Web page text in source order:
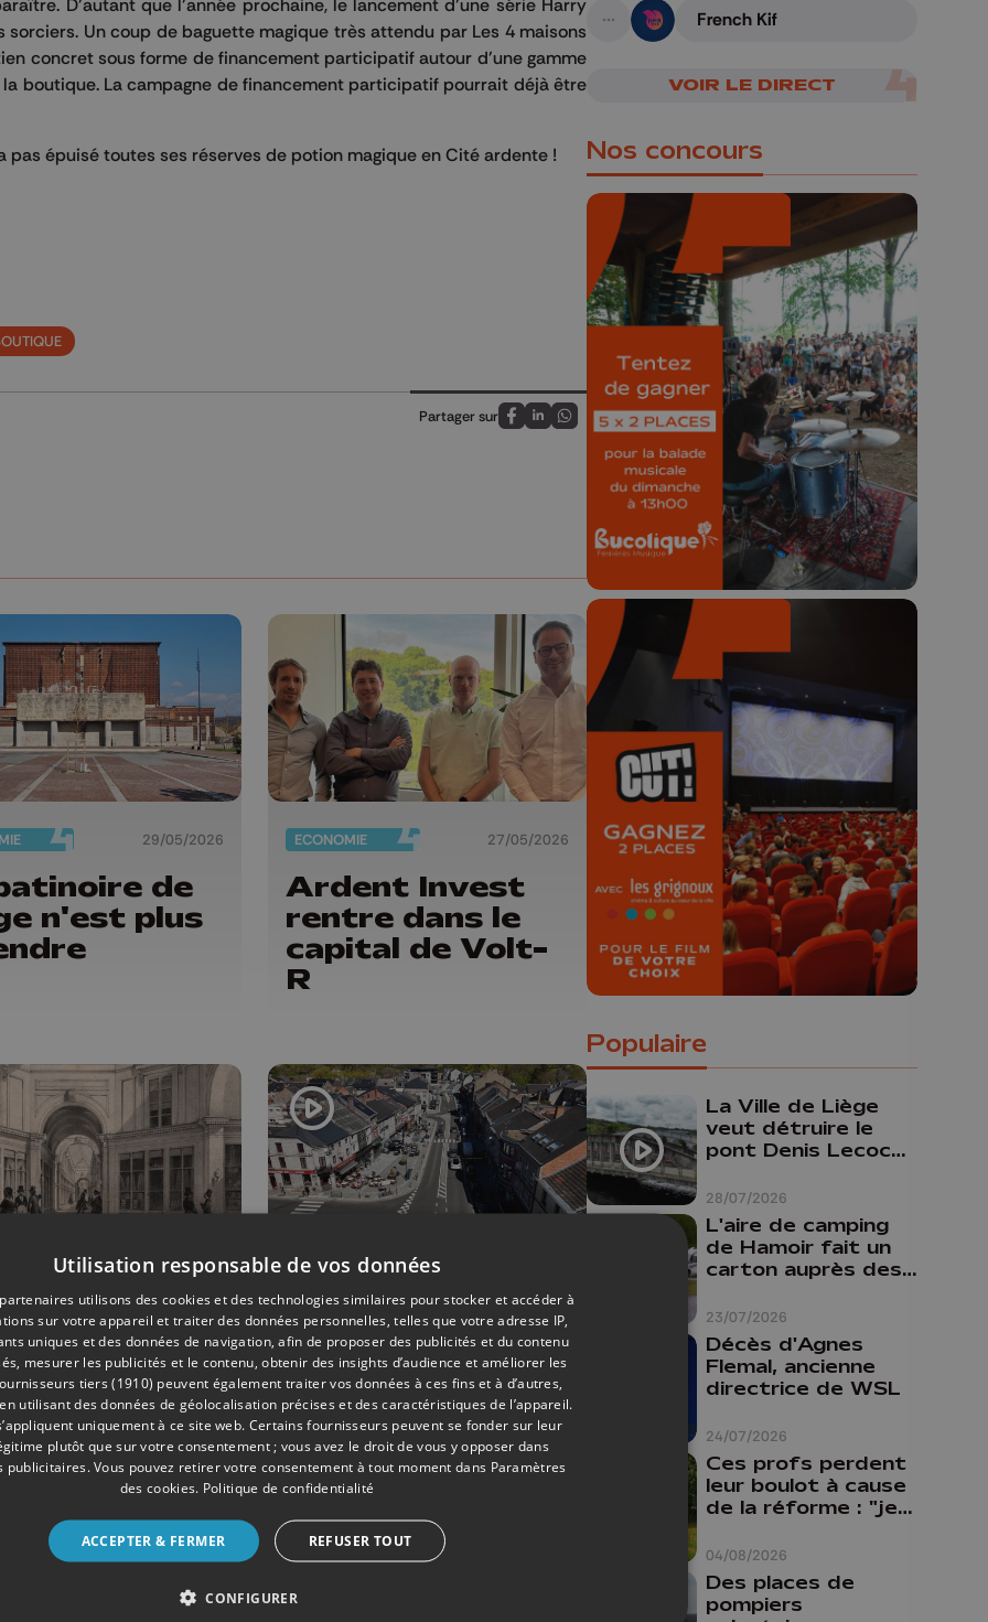
D’autant que l’année prochaine, le lancement d’une série Harry
Un coup de baguette magique très attendu par Les 4 maisons
concret sous forme de financement participatif autour d'une gamme
boutique. La campagne de financement participatif pourrait déjà être
pas épuisé toutes ses réserves de potion magique en Cité ardente !
Partager sur
Partagez sur FaceBook
Partagez sur LinkedIn
Partagez sur Whatsapp
29/05/2026
de
n'est plus
ECONOMIE 27/05/2026
Ardent Invest
rentre dans le
capital de Volt-
R
galerie
de Paris
de
?
Aywaille: la
place Joseph
Thiry finie,
citoyens et
commerçants
ravis
A suivre
French Kif
VOIR LE DIRECT
Nos concours
🎁 Gagnez 5x2
places pour le
Bucolique Ferrières
Festival 🌿🎶
Concours valable jusqu'au 9 août,
23h59.
🎬 Concours CUT x
Les Grignoux ✨
Concours permanent - 2 places à
gagner chaque semaine !
Populaire
28/07/2026
La Ville de Liège
veut détruire le
pont Denis Lecocq
budget pour le
faire
23/07/2026
L'aire de camping
de Hamoir fait un
carton auprès des
24/07/2026
Décès d'Agnes
Flemal, ancienne
directrice de WSL
04/08/2026
Ces profs perdent
leur boulot à cause
de la réforme : "je
comme prof que
comme
pharmacienne"
Des places de
pompiers
Utilisation responsable de vos données
utilisons des cookies et des technologies similaires pour stocker et accéder à
sur votre appareil et traiter des données personnelles, telles que votre adresse IP,
uniques et des données de navigation, afin de proposer des publicités et du contenu
mesurer les publicités et le contenu, obtenir des insights d’audience et améliorer les
tiers (1910) peuvent également traiter vos données à ces fins et à d’autres,
utilisant des données de géolocalisation précises et des caractéristiques de l’appareil.
uniquement à ce site web. Certains fournisseurs peuvent se fonder sur leur
plutôt que sur votre consentement ; vous avez le droit de vous y opposer dans
publicitaires. Vous pouvez retirer votre consentement à tout moment dans Paramètres
des cookies. Politique de confidentialité
ACCEPTER & FERMER REFUSER TOUT
CONFIGURER